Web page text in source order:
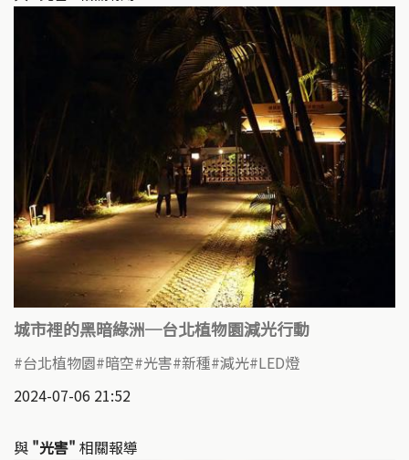
城市裡的黑暗綠洲─台北植物園減光行動
台北植物園 暗空 光害 新種 減光 LED燈
2024-07-06 21:52
與 "光害" 相關報導